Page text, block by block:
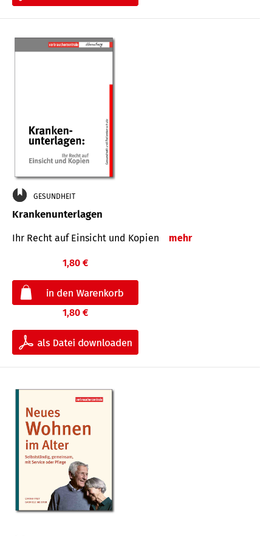
GESUNDHEIT
Krankenunterlagen
Ihr Recht auf Einsicht und Kopien mehr
1,80 €
1,80 €